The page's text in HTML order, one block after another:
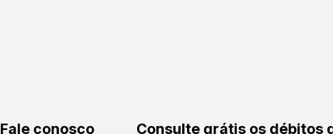
Fale conosco Consulte grátis os débitos